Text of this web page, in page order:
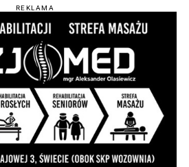
REKLAMA